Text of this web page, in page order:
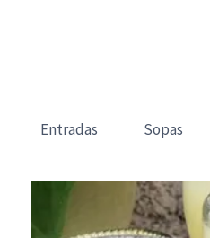
Entradas Sopas